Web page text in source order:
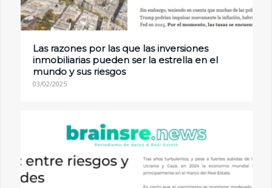
Las razones por las que las inversiones
inmobiliarias pueden ser la estrella en el
mundo y sus riesgos
03/02/2025